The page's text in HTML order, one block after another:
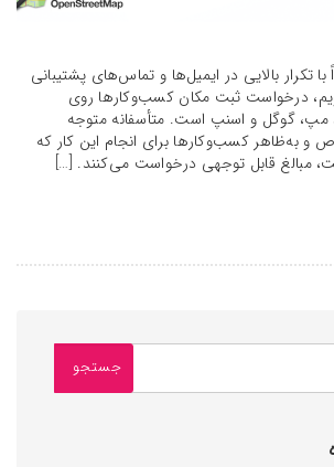
تکرار بالایی در ایمیل‌ها و تماس‌های پشتیبانی
درخواست ثبت مکان کسب‌وکارها روی
مپ، گوگل و اسنپ است. متأسفانه متوجه
و به‌ظاهر کسب‌وکارها برای انجام این کار که
مبالغ قابل توجهی درخواست می‌کنند. […]